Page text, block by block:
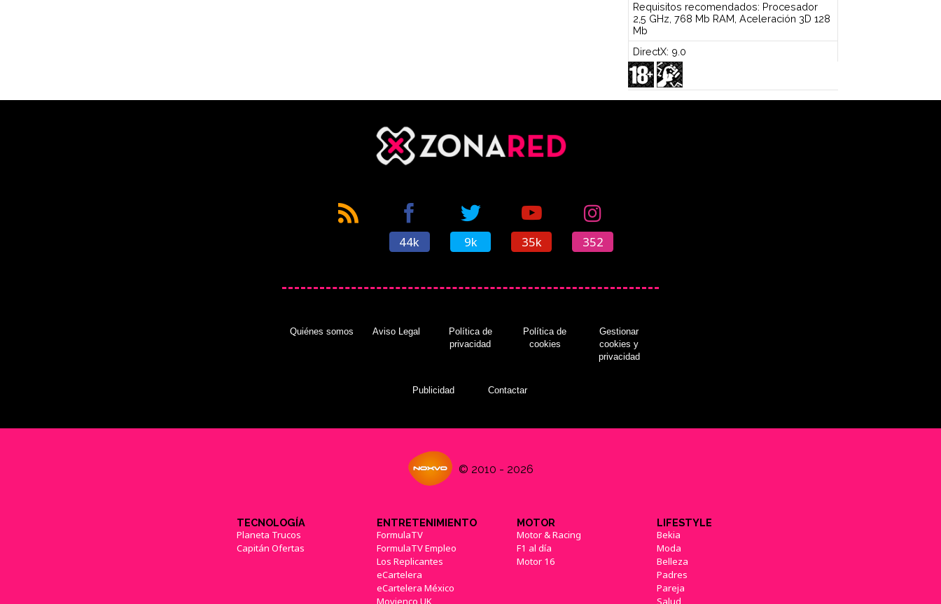
Requisitos recomendados: Procesador
2,5 GHz, 768 Mb RAM, Aceleración 3D 128
Mb
DirectX: 9.0
44k 9k 35k 352
Quiénes somos Aviso Legal
Política de
privacidad
Política de
cookies
Gestionar
cookies y
privacidad
Publicidad Contactar
© 2010 - 2026
TECNOLOGÍA
Planeta Trucos
Capitán Ofertas
ENTRETENIMIENTO
FormulaTV
FormulaTV Empleo
Los Replicantes
eCartelera
eCartelera México
Movienco UK
MOTOR
Motor & Racing
F1 al día
Motor 16
LIFESTYLE
Bekia
Moda
Belleza
Padres
Pareja
Salud